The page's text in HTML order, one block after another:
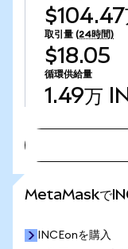
$104.47
取引量 (24時間)
$18.05
循環供給量
1.49万
MetaMaskで
INCEonを購入